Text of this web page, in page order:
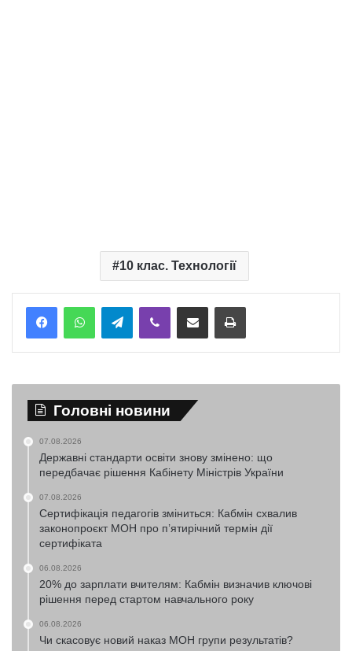
10 клас. Технології
TelegramViber Надіслати електронною поштоюНадрукувати
Головні новини
07.08.2026
Державні стандарти освіти знову змінено: що
передбачає рішення Кабінету Міністрів України
07.08.2026
Сертифікація педагогів зміниться: Кабмін схвалив
законопроєкт МОН про п’ятирічний термін дії
сертифіката
06.08.2026
20% до зарплати вчителям: Кабмін визначив ключові
рішення перед стартом навчального року
06.08.2026
Чи скасовує новий наказ МОН групи результатів?